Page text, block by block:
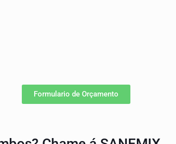
Formulario de Orçamento